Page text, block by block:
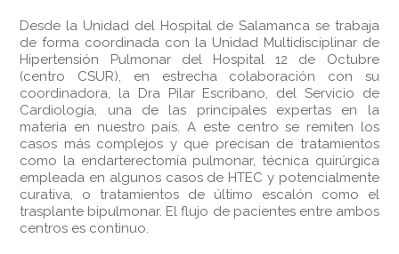
Desde la Unidad del Hospital de Salamanca se trabaja
de forma coordinada con la Unidad Multidisciplinar de
Hipertensión Pulmonar del Hospital 12 de Octubre
(centro CSUR), en estrecha colaboración con su
coordinadora, la Dra Pilar Escribano, del Servicio de
Cardiología, una de las principales expertas en la
materia en nuestro país. A este centro se remiten los
casos más complejos y que precisan de tratamientos
como la endarterectomía pulmonar, técnica quirúrgica
empleada en algunos casos de HTEC y potencialmente
curativa, o tratamientos de último escalón como el
trasplante bipulmonar. El flujo de pacientes entre ambos
centros es continuo.